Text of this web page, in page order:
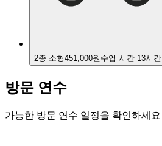
2종 소형451,000원 수업 시간 13시간
방문 연수
가능한 방문 연수 일정을 확인하세요